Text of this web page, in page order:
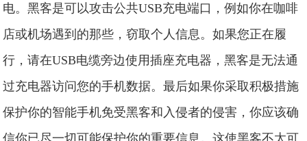
电。黑客是可以攻击公共USB充电端口，例如你在咖啡
店或机场遇到的那些，窃取个人信息。如果您正在履
行，请在USB电缆旁边使用插座充电器，黑客是无法通
过充电器访问您的手机数据。最后如果你采取积极措施
保护你的智能手机免受黑客和入侵者的侵害，你应该确
信你已尽一切可能保护你的重要信息。这使黑客不太可